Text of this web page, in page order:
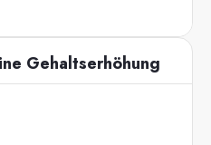
Gehaltserhöhung